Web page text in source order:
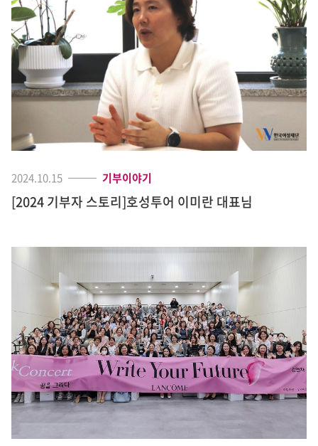
2024.10.15 기부이야기
[2024 기부자 스토리]호성투어 이미란 대표님